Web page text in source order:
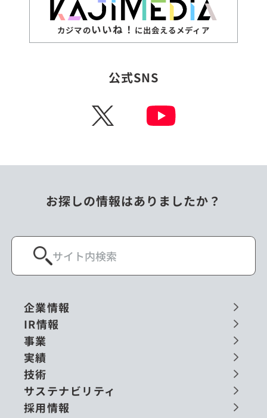
カジマのいいね！ に出会えるメディア
公式SNS
X
お探しの情報はありましたか？
企業情報
IR情報
事業
実績
技術
サステナビリティ
採用情報